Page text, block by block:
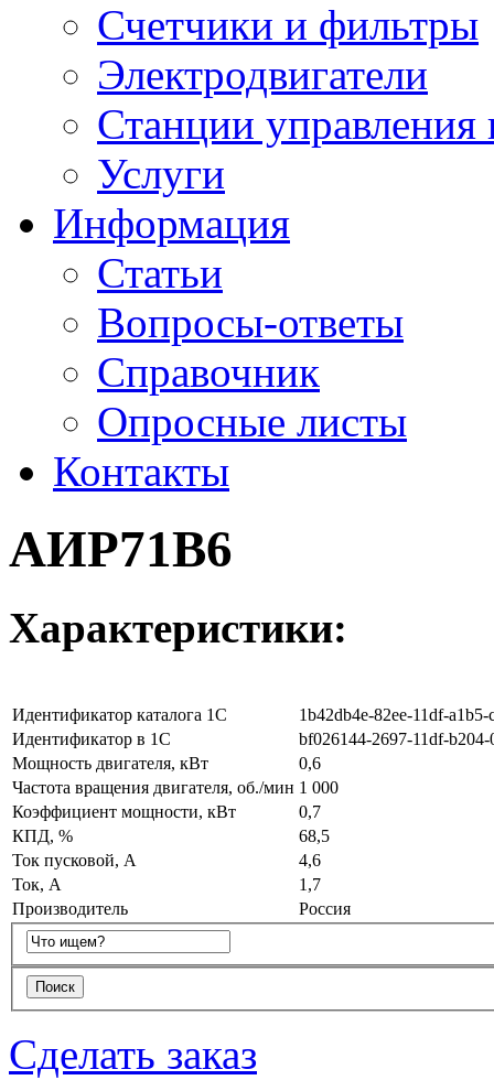
Счетчики и фильтры
Электродвигатели
Станции управления
Услуги
Информация
Статьи
Вопросы-ответы
Справочник
Опросные листы
Контакты
АИР71В6
Характеристики:
Идентификатор каталога 1С
1b42db4e-82ee-11df-
Идентификатор в 1С
bf026144-2697-11df-b204-
Мощность двигателя, кВт
0,6
Частота вращения двигателя, об./мин 1 000
Коэффициент мощности, кВт
0,7
КПД, %
68,5
Ток пусковой, А
4,6
Ток, А
1,7
Производитель
Россия
Сделать заказ